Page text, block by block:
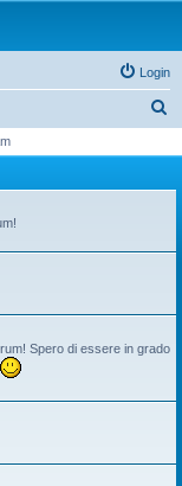
Login
c
Spero di essere in grado